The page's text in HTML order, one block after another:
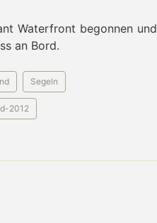
Waterfront begonnen und
an Bord.
Segeln
2012